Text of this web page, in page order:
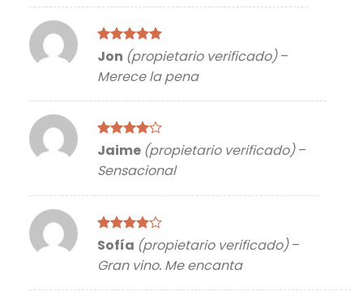
Valorado
5de 5
Jon (propietario verificado) –
Merece la pena
Valorado
de
5
Jaime (propietario verificado) –
Sensacional
Valorado
de
5
Sofía (propietario verificado) –
Gran vino. Me encanta